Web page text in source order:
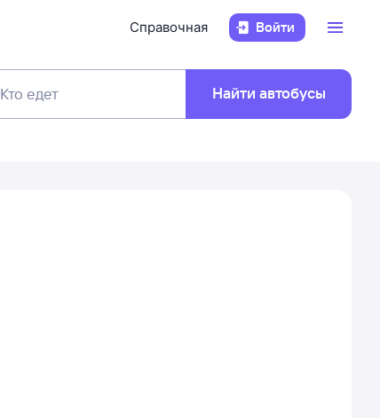
Справочная Войти
Кто едет Найти автобусы